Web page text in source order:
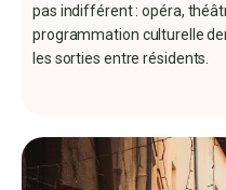
pas indifférent : opéra,
programmation culturelle
les sorties entre résidents.